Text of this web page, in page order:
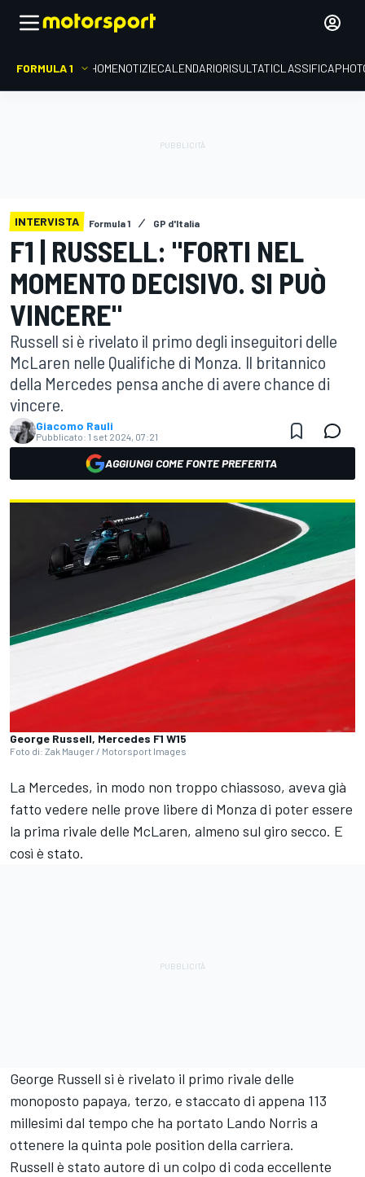
FORMULA 1 HOMENOTIZIECALENDARIORISULTATICLASSIFICA
INTERVISTA Formula 1 GP d'Italia
F1 | RUSSELL: "FORTI NEL
MOMENTO DECISIVO. SI PUÒ
VINCERE"
Russell si è rivelato il primo degli inseguitori delle
McLaren nelle Qualifiche di Monza. Il britannico
della Mercedes pensa anche di avere chance di
vincere.
Giacomo Rauli
Pubblicato: 1 set 2024, 07:21
AGGIUNGI COME FONTE PREFERITA
George Russell, Mercedes F1 W15
Foto di: Zak Mauger / Motorsport Images
La Mercedes, in modo non troppo chiassoso, aveva già
fatto vedere nelle prove libere di Monza di poter essere
la prima rivale delle McLaren, almeno sul giro secco. E
così è stato.
George Russell si è rivelato il primo rivale delle
monoposto papaya, terzo, e staccato di appena 113
millesimi dal tempo che ha portato Lando Norris a
ottenere la quinta pole position della carriera.
Russell è stato autore di un colpo di coda eccellente